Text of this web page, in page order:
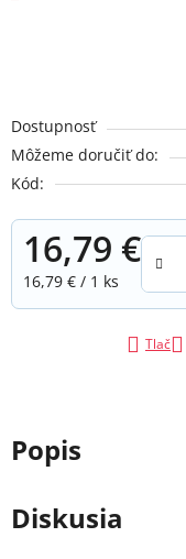
Dostupnosť
Môžeme doručiť do:
Kód:
16,79 €
Jednotková cena:
16,79 € / 1 ks
Tlač
Popis
Diskusia